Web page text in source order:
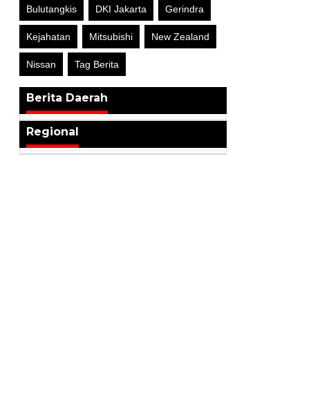
Bulutangkis DKI Jakarta Gerindra
Kejahatan Mitsubishi New Zealand
Nissan Tag Berita
Berita Daerah
Regional